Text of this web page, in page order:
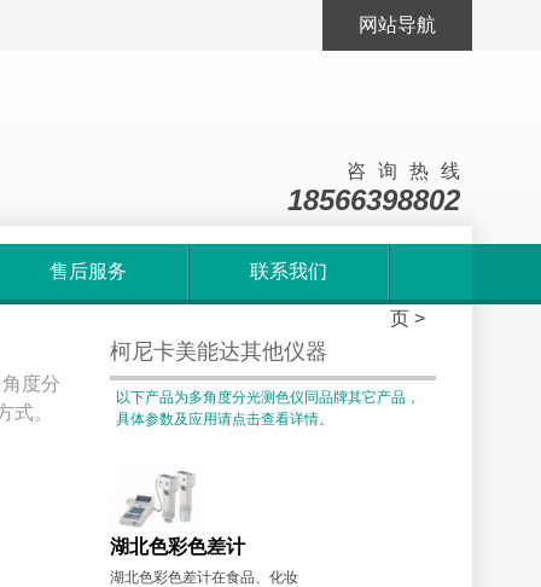
网站导航
咨询热线
18566398802
售后服务 联系我们
页 >
度分
式。
柯尼卡美能达其他仪器
以下产品为多角度分光测色仪同品牌其它产品，
具体参数及应用请点击查看详情。
湖北色彩色差计
湖北色彩色差计在食品、化妆